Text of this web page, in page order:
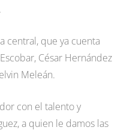
central, que ya cuenta
César Hernández
Meleán.
con el talento y
a quien le damos las